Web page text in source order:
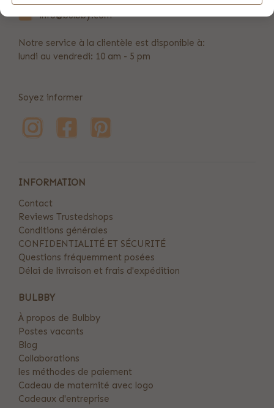
info@bulbby.com
Notre service à la clientèle est disponible à:
lundi au vendredi: 10 am - 5 pm
Soyez informer
INFORMATION
Contact
Reviews Trustedshops
Conditions générales
CONFIDENTIALITÉ ET SÉCURITÉ
Questions fréquemment posées
Délai de livraison et frais d'expédition
BULBBY
À propos de Bulbby
Postes vacants
Blog
Collaborations
les méthodes de paiement
Cadeau de maternité avec logo
Cadeaux d'entreprise